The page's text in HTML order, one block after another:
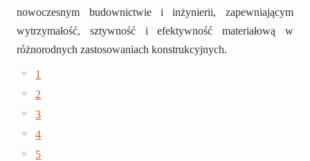
nowoczesnym budownictwie i inżynierii, zapewniającym
wytrzymałość, sztywność i efektywność materiałową w
różnorodnych zastosowaniach konstrukcyjnych.
1
2
3
4
5